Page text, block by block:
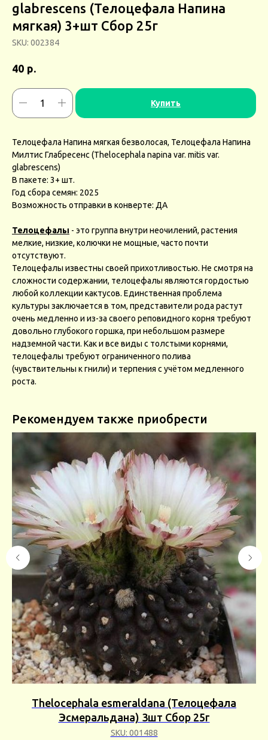
glabrescens (Телоцефала Напина
мягкая) 3+шт Сбор 25г
SKU: 002384
40 р.
Купить
Телоцефала Напина мягкая безволосая, Телоцефала Напина
Милтис Глабресенс (Thelocephala napina var. mitis var.
glabrescens)
В пакете: 3+ шт.
Год сбора семян: 2025
Возможность отправки в конверте: ДА
Телоцефалы - это группа внутри неочилений, растения
мелкие, низкие, колючки не мощные, часто почти
отсутствуют.
Телоцефалы известны своей прихотливостью. Не смотря на
сложности содержании, телоцефалы являются гордостью
любой коллекции кактусов. Единственная проблема
культуры заключается в том, представители рода растут
очень медленно и из-за своего реповидного корня требуют
довольно глубокого горшка, при небольшом размере
надземной части. Как и все виды с толстыми корнями,
телоцефалы требуют ограниченного полива
(чувствительны к гнили) и терпения с учётом медленного
роста.
Рекомендуем также приобрести
Thelocephala esmeraldana (Телоцефала
Эсмеральдана) 3шт Сбор 25г
SKU: 001488